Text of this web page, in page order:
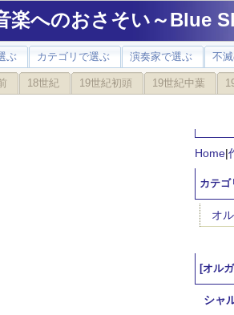
楽へのおさそい～Blue
ぶ カテゴリで選ぶ 演奏家で選ぶ 不
18世紀 19世紀初頭 19世紀中葉
Home|
カテゴ
オ
[オル
シャ